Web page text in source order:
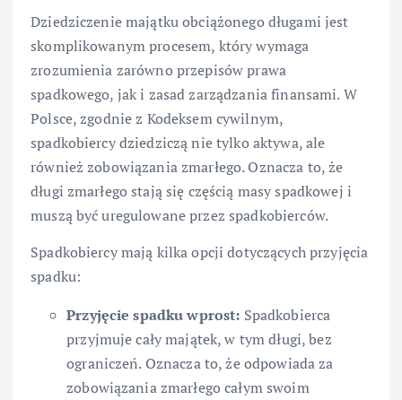
Dziedziczenie majątku obciążonego długami jest
skomplikowanym procesem, który wymaga
zrozumienia zarówno przepisów prawa
spadkowego, jak i zasad zarządzania finansami. W
Polsce, zgodnie z Kodeksem cywilnym,
spadkobiercy dziedziczą nie tylko aktywa, ale
również zobowiązania zmarłego. Oznacza to, że
długi zmarłego stają się częścią masy spadkowej i
muszą być uregulowane przez spadkobierców.
Spadkobiercy mają kilka opcji dotyczących przyjęcia
spadku:
Przyjęcie spadku wprost: Spadkobierca
przyjmuje cały majątek, w tym długi, bez
ograniczeń. Oznacza to, że odpowiada za
zobowiązania zmarłego całym swoim